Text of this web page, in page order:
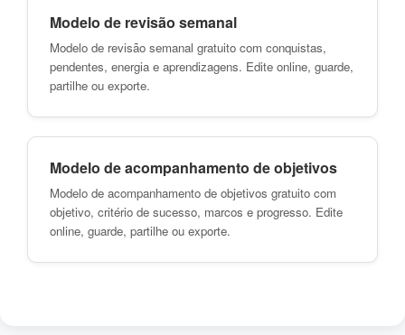
Modelo de revisão semanal
Modelo de revisão semanal gratuito com conquistas,
pendentes, energia e aprendizagens. Edite online, guarde,
partilhe ou exporte.
Modelo de acompanhamento de objetivos
Modelo de acompanhamento de objetivos gratuito com
objetivo, critério de sucesso, marcos e progresso. Edite
online, guarde, partilhe ou exporte.